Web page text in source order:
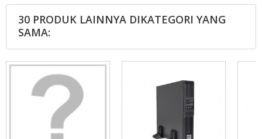
30 PRODUK LAINNYA DIKATEGORI YANG
SAMA: